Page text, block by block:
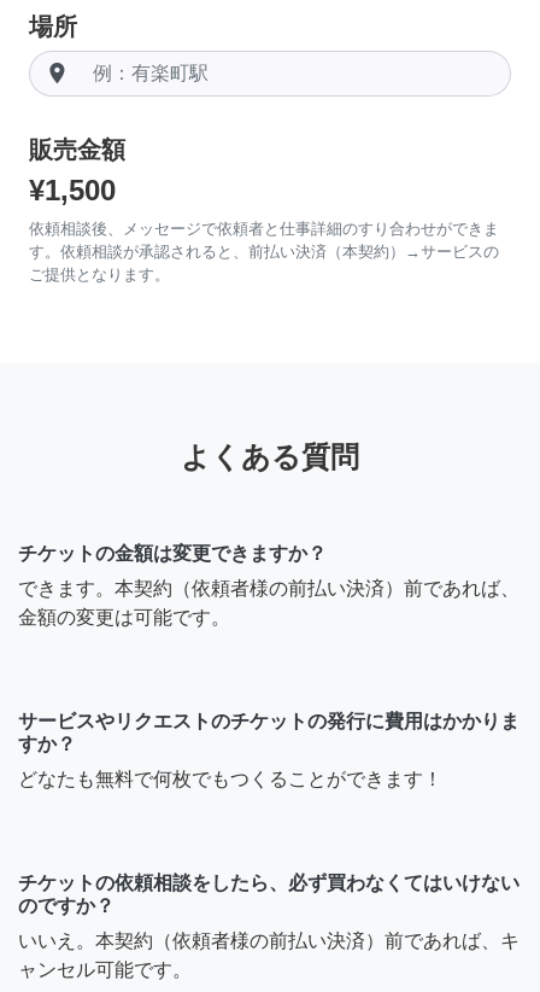
場所
room
販売金額
¥1,500
依頼相談後、メッセージで依頼者と仕事詳細のすり合わせができま
す。依頼相談が承認されると、前払い決済（本契約）→サービスの
ご提供となります。
よくある質問
チケットの金額は変更できますか？
できます。本契約（依頼者様の前払い決済）前であれば、
金額の変更は可能です。
サービスやリクエストのチケットの発行に費用はかかりま
すか？
どなたも無料で何枚でもつくることができます！
チケットの依頼相談をしたら、必ず買わなくてはいけない
のですか？
いいえ。本契約（依頼者様の前払い決済）前であれば、キ
ャンセル可能です。